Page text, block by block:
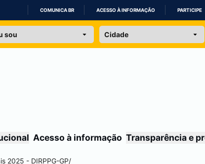
IR
COMUNICA BR ACESSO À INFORMAÇÃO PARTICIPE
Acesso à informação Transparência e
2025 - DIRPPG-GP/